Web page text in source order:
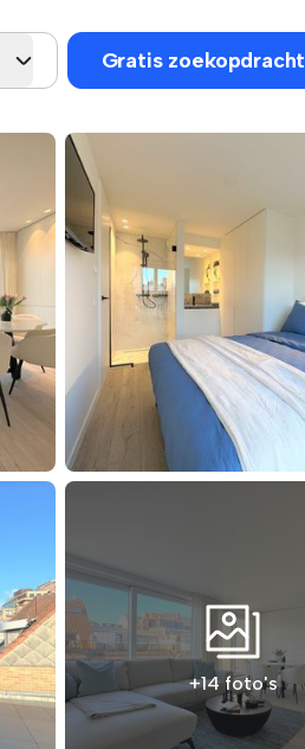
Gratis zoekopdracht
+14 foto's